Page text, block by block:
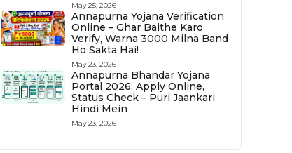
May 25, 2026
Annapurna Yojana Verification
Online – Ghar Baithe Karo
Verify, Warna ₹3000 Milna Band
Ho Sakta Hai!
May 23, 2026
Annapurna Bhandar Yojana
Portal 2026: Apply Online,
Status Check – Puri Jaankari
Hindi Mein
May 23, 2026